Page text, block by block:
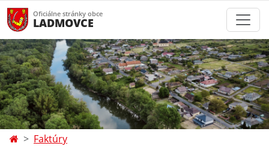
Oficiálne stránky obce
LADMOVCE
Faktúry